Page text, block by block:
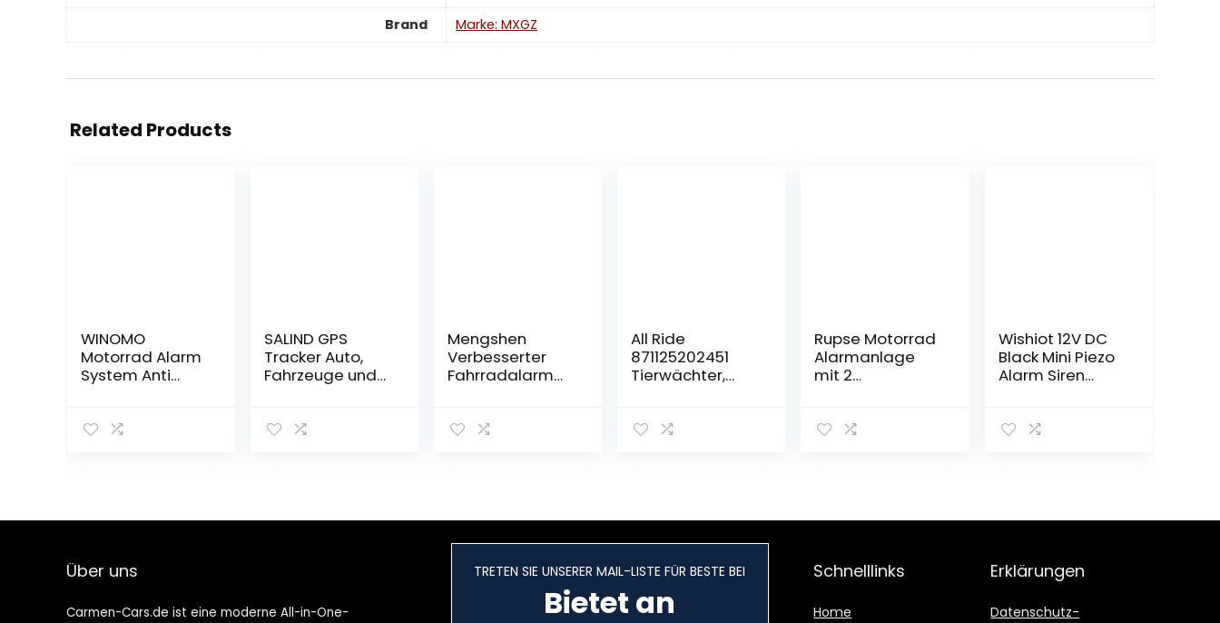
Brand
Marke: MXGZ
Related Products
WINOMO
Motorrad Alarm
System Anti
m mit doppelter
SALIND GPS
Tracker Auto,
Fahrzeuge und
Peilsender Auto
Echtzeit
Mengshen
Verbesserter
Fahrradalarm
113 db
Empfindlichkeits
einstellung Für
Motorrad, Roller,
Auto, Anhänger
All Ride
871125202451
Tierwächter,
Rupse Motorrad
Alarmanlage
mit 2
Vibrationsalarm
Autos, Drinnen
Wishiot 12V DC
Black Mini Piezo
Alarm Siren
Alarm High-
Über uns
Carmen-Cars.de ist eine moderne All-in-One-
TRETEN SIE UNSERER MAIL-LISTE FÜR BESTE BEI
Bietet an
Schnelllinks
Home
Erklärungen
Datenschutz-